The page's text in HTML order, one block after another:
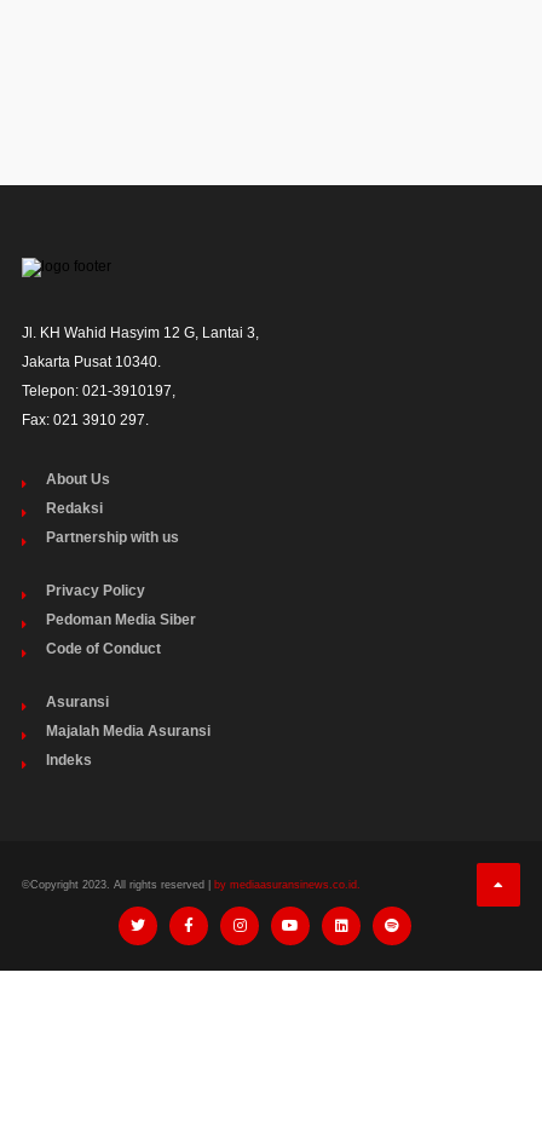
Jl. KH Wahid Hasyim 12 G, Lantai 3,
Jakarta Pusat 10340.
Telepon: 021-3910197,
Fax: 021 3910 297.
About Us
Redaksi
Partnership with us
Privacy Policy
Pedoman Media Siber
Code of Conduct
Asuransi
Majalah Media Asuransi
Indeks
©Copyright 2023. All rights reserved | by mediaasuransinews.co.id.